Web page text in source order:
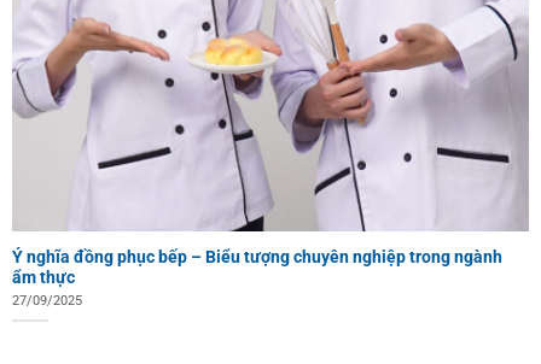
Ý nghĩa đồng phục bếp – Biểu tượng chuyên nghiệp trong ngành
ẩm thực
27/09/2025